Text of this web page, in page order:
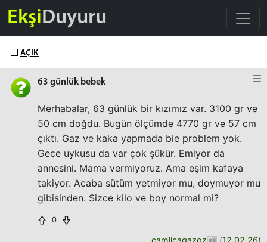
EkşiDuyuru
AÇIK
63 günlük bebek
Merhabalar, 63 günlük bir kızımız var. 3100 gr ve
50 cm doğdu. Bugün ölçümde 4770 gr ve 57 cm
çıktı. Gaz ve kaka yapmada bie problem yok.
Gece uykusu da var çok şükür. Emiyor da
annesini. Mama vermiyoruz. Ama eşim kafaya
takiyor. Acaba sütüm yetmiyor mu, doymuyor mu
gibisinden. Sizce kilo ve boy normal mi?
0
camlicagazoz (12.02.26)